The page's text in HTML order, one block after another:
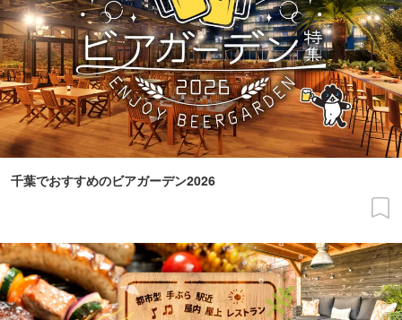
千葉でおすすめのビアガーデン2026